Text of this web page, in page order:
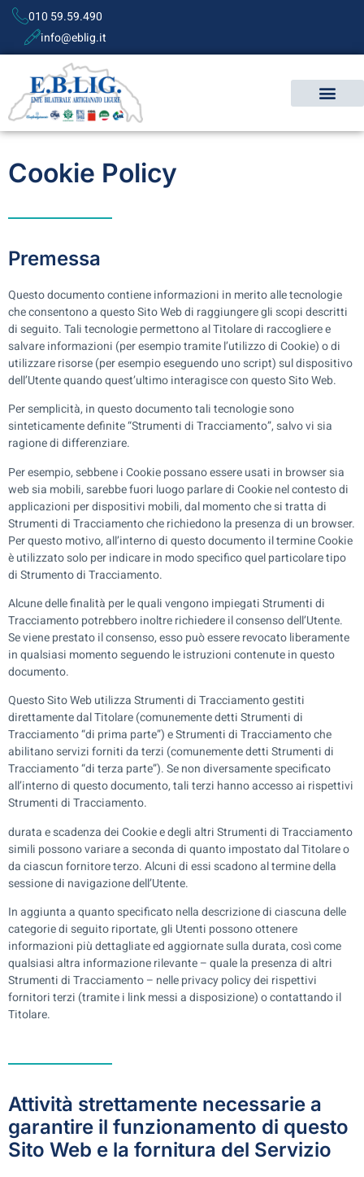
010 59.59.490
info@eblig.it
Cookie Policy
Premessa
Questo documento contiene informazioni in merito alle tecnologie
che consentono a questo Sito Web di raggiungere gli scopi descritti
di seguito. Tali tecnologie permettono al Titolare di raccogliere e
salvare informazioni (per esempio tramite l’utilizzo di Cookie) o di
utilizzare risorse (per esempio eseguendo uno script) sul dispositivo
dell’Utente quando quest’ultimo interagisce con questo Sito Web.
Per semplicità, in questo documento tali tecnologie sono
sinteticamente definite “Strumenti di Tracciamento”, salvo vi sia
ragione di differenziare.
Per esempio, sebbene i Cookie possano essere usati in browser sia
web sia mobili, sarebbe fuori luogo parlare di Cookie nel contesto di
applicazioni per dispositivi mobili, dal momento che si tratta di
Strumenti di Tracciamento che richiedono la presenza di un browser.
Per questo motivo, all’interno di questo documento il termine Cookie
è utilizzato solo per indicare in modo specifico quel particolare tipo
di Strumento di Tracciamento.
Alcune delle finalità per le quali vengono impiegati Strumenti di
Tracciamento potrebbero inoltre richiedere il consenso dell’Utente.
Se viene prestato il consenso, esso può essere revocato liberamente
in qualsiasi momento seguendo le istruzioni contenute in questo
documento.
Questo Sito Web utilizza Strumenti di Tracciamento gestiti
direttamente dal Titolare (comunemente detti Strumenti di
Tracciamento “di prima parte”) e Strumenti di Tracciamento che
abilitano servizi forniti da terzi (comunemente detti Strumenti di
Tracciamento “di terza parte”). Se non diversamente specificato
all’interno di questo documento, tali terzi hanno accesso ai rispettivi
Strumenti di Tracciamento.
durata e scadenza dei Cookie e degli altri Strumenti di Tracciamento
simili possono variare a seconda di quanto impostato dal Titolare o
da ciascun fornitore terzo. Alcuni di essi scadono al termine della
sessione di navigazione dell’Utente.
In aggiunta a quanto specificato nella descrizione di ciascuna delle
categorie di seguito riportate, gli Utenti possono ottenere
informazioni più dettagliate ed aggiornate sulla durata, così come
qualsiasi altra informazione rilevante – quale la presenza di altri
Strumenti di Tracciamento – nelle privacy policy dei rispettivi
fornitori terzi (tramite i link messi a disposizione) o contattando il
Titolare.
Attività strettamente necessarie a
garantire il funzionamento di questo
Sito Web e la fornitura del Servizio